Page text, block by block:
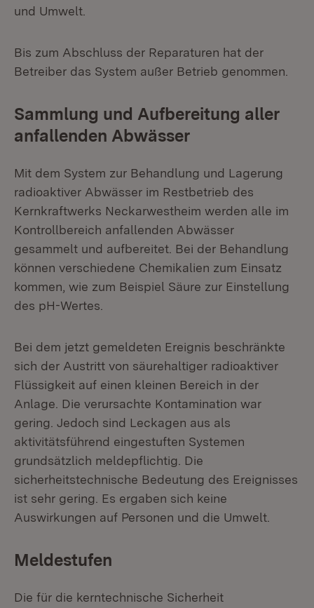
und Umwelt.
Bis zum Abschluss der Reparaturen hat der
Betreiber das System außer Betrieb genommen.
Sammlung und Aufbereitung aller
anfallenden Abwässer
Mit dem System zur Behandlung und Lagerung
radioaktiver Abwässer im Restbetrieb des
Kernkraftwerks Neckarwestheim werden alle im
Kontrollbereich anfallenden Abwässer
gesammelt und aufbereitet. Bei der Behandlung
können verschiedene Chemikalien zum Einsatz
kommen, wie zum Beispiel Säure zur Einstellung
des pH-Wertes.
Bei dem jetzt gemeldeten Ereignis beschränkte
sich der Austritt von säurehaltiger radioaktiver
Flüssigkeit auf einen kleinen Bereich in der
Anlage. Die verursachte Kontamination war
gering. Jedoch sind Leckagen aus als
aktivitätsführend eingestuften Systemen
grundsätzlich meldepflichtig. Die
sicherheitstechnische Bedeutung des Ereignisses
ist sehr gering. Es ergaben sich keine
Auswirkungen auf Personen und die Umwelt.
Meldestufen
Die für die kerntechnische Sicherheit